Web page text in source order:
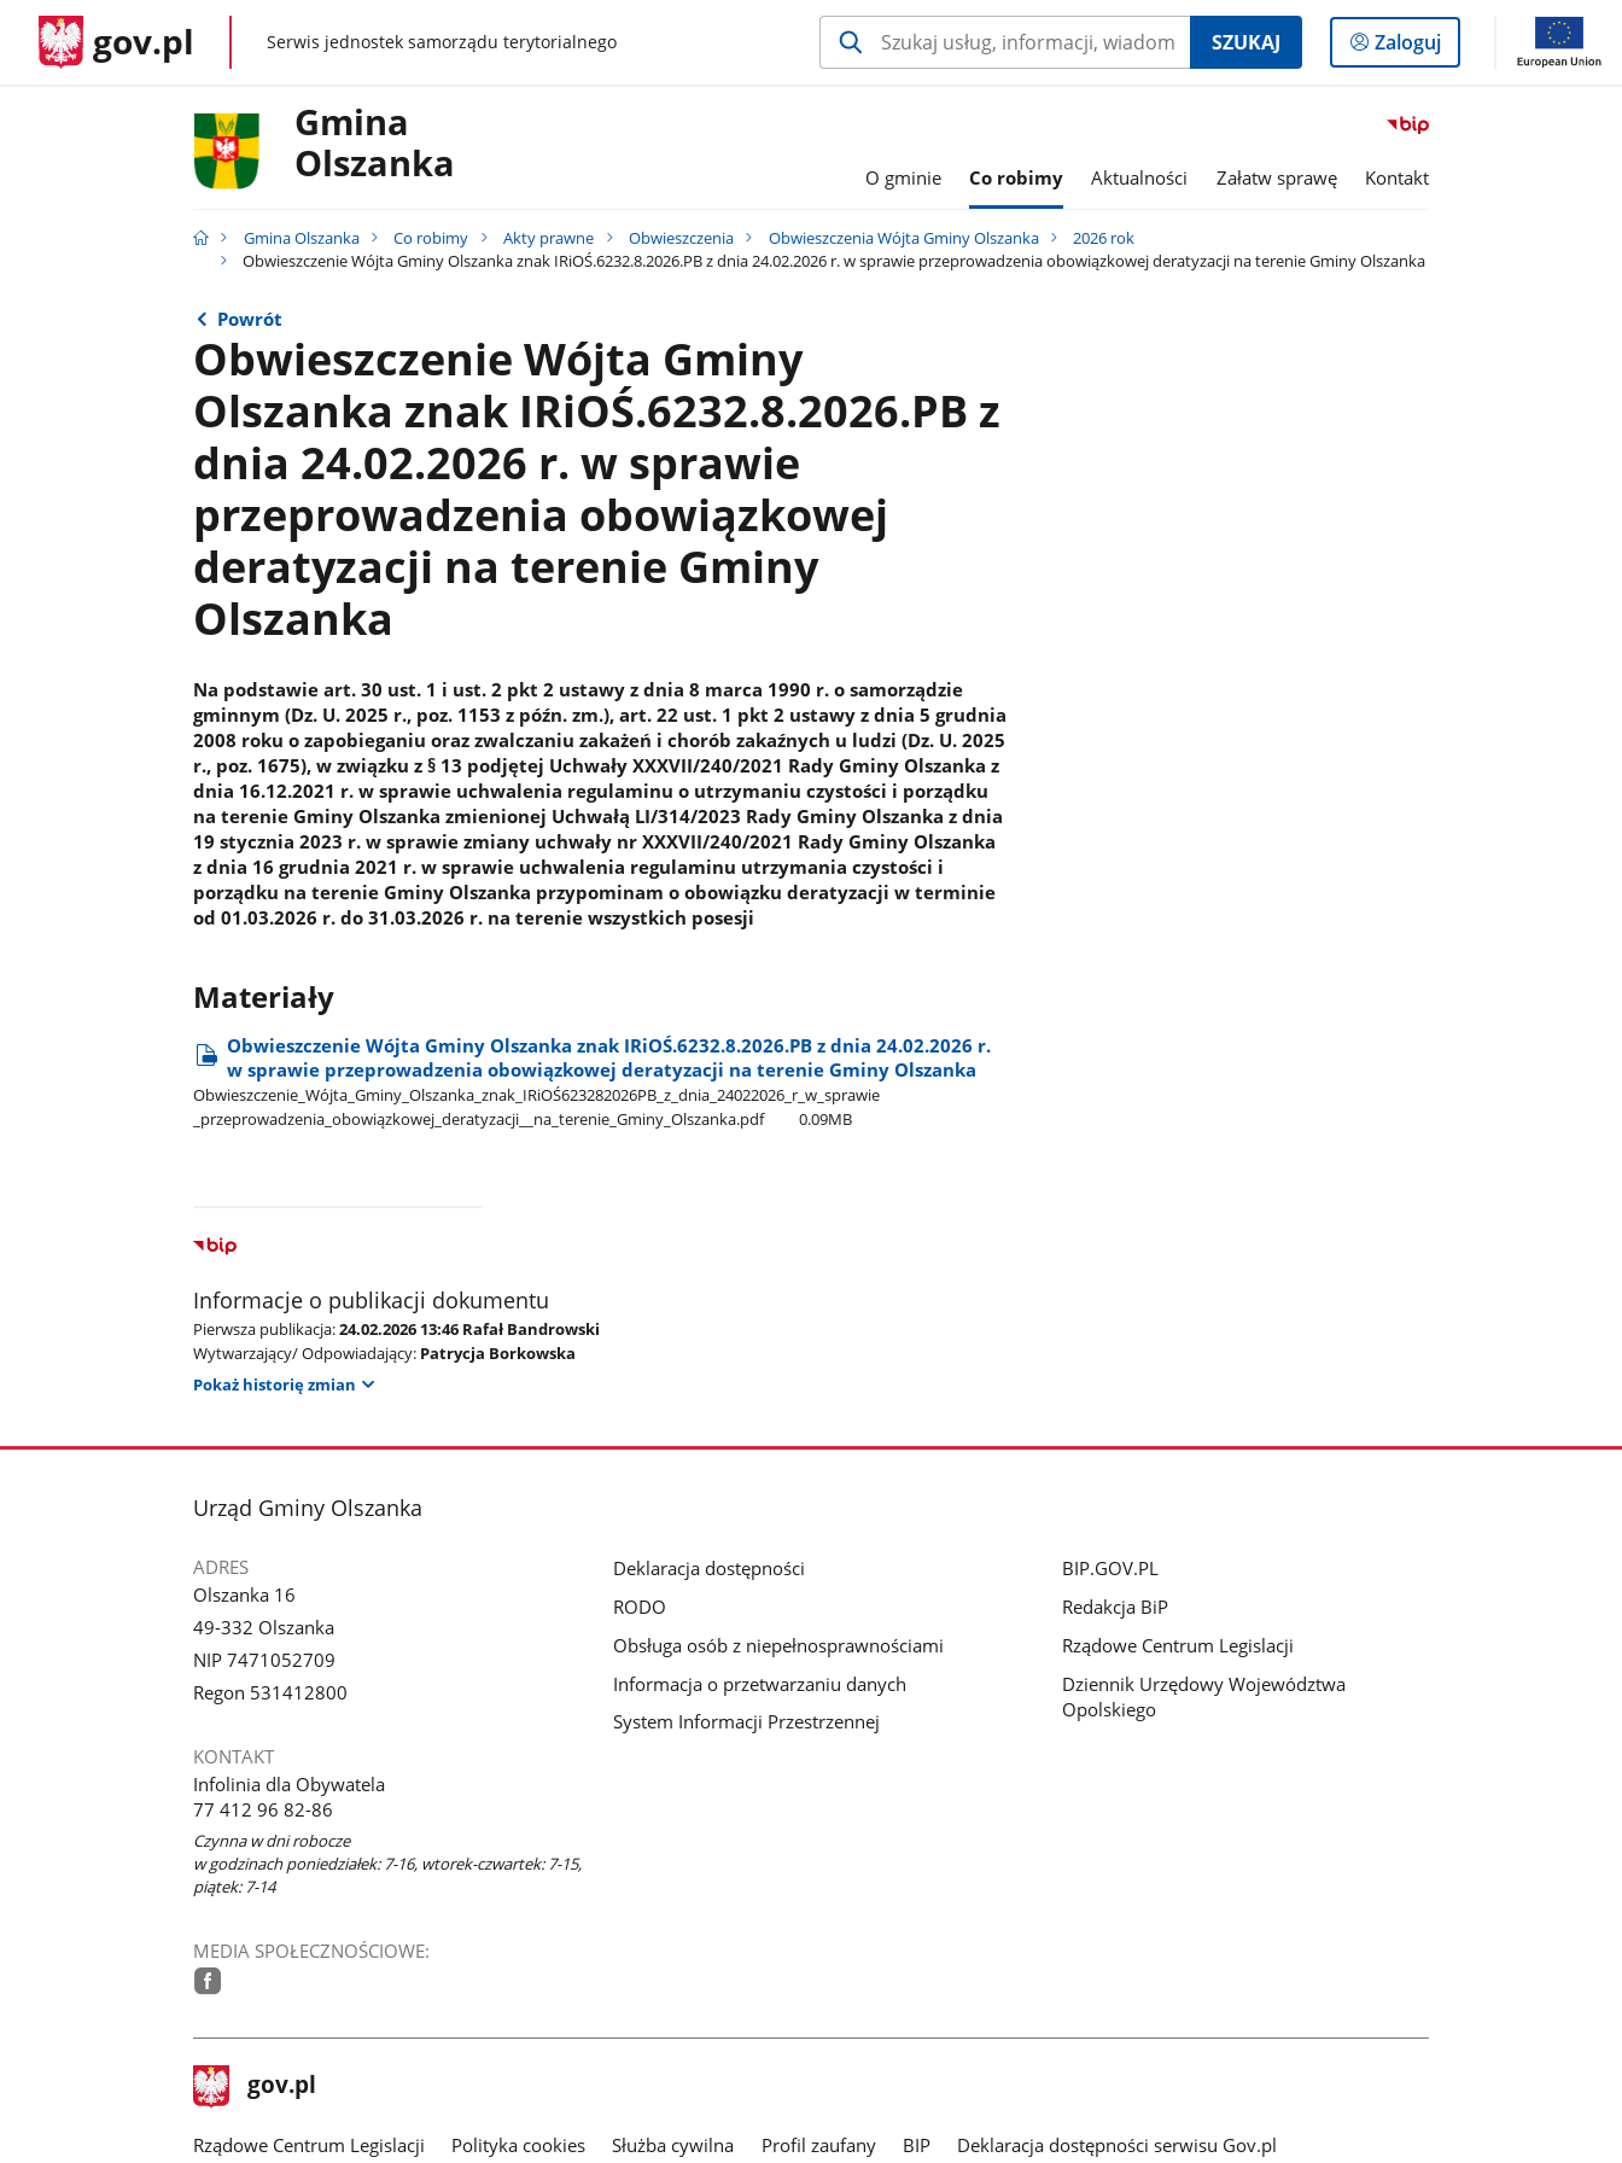
gov.pl gov.plSerwis jednostek samorządu terytorialnego SZUKAJ
Logowanie
do
Zaloguj
Przejdź
serwisu
Publicznej
Gmina
Olszanka
O gminie Co robimy Aktualności Załatw sprawę Kontakt
Gmina Olszanka Co robimy Akty prawne Obwieszczenia Obwieszczenia Wójta Gminy Olszanka
2026 rok
Obwieszczenie Wójta Gminy Olszanka znak IRiOŚ.6232.8.2026.PB z dnia 24.02.2026 r. w sprawie przeprowadzenia obowiązkowej deratyzacji na terenie Gminy Olszanka
Powrót
Obwieszczenie Wójta Gminy
Olszanka znak IRiOŚ.6232.8.2026.PB z
dnia 24.02.2026 r. w sprawie
przeprowadzenia obowiązkowej
deratyzacji na terenie Gminy
Olszanka
Na podstawie art. 30 ust. 1 i ust. 2 pkt 2 ustawy z dnia 8 marca 1990 r. o samorządzie
gminnym (Dz. U. 2025 r., poz. 1153 z późn. zm.), art. 22 ust. 1 pkt 2 ustawy z dnia 5 grudnia
2008 roku o zapobieganiu oraz zwalczaniu zakażeń i chorób zakaźnych u ludzi (Dz. U. 2025
r., poz. 1675), w związku z § 13 podjętej Uchwały XXXVII/240/2021 Rady Gminy Olszanka z
dnia 16.12.2021 r. w sprawie uchwalenia regulaminu o utrzymaniu czystości i porządku
na terenie Gminy Olszanka zmienionej Uchwałą LI/314/2023 Rady Gminy Olszanka z dnia
19 stycznia 2023 r. w sprawie zmiany uchwały nr XXXVII/240/2021 Rady Gminy Olszanka
z dnia 16 grudnia 2021 r. w sprawie uchwalenia regulaminu utrzymania czystości i
porządku na terenie Gminy Olszanka przypominam o obowiązku deratyzacji w terminie
od 01.03.2026 r. do 31.03.2026 r. na terenie wszystkich posesji
Materiały
Obwieszczenie Wójta Gminy Olszanka znak IRiOŚ.6232.8.2026.PB z dnia 24.02.2026 r.
w sprawie przeprowadzenia obowiązkowej deratyzacji na terenie Gminy Olszanka
Obwieszczenie​_Wójta​_Gminy​_Olszanka​_znak​_IRiOŚ623282026PB​_z​_dnia​_24022026​_r​_w​_sprawie​
_przeprowadzenia​_obowiązkowej​_deratyzacji​_​_na​_terenie​_Gminy​_Olszanka.pdf
0.09MB
Informacje o publikacji dokumentu
Pierwsza publikacja:24.02.2026 13:46 Rafał Bandrowski
Wytwarzający/ Odpowiadający: Patrycja Borkowska
Pokaż historię zmian
stopka
Urząd Gminy Olszanka
ADRES
Olszanka 16
49-332 Olszanka
NIP 7471052709
Regon 531412800
KONTAKT
Infolinia dla Obywatela
77 412 96 82-86
Czynna w dni robocze
w godzinach poniedziałek: 7-16, wtorek-czwartek: 7-15,
piątek: 7-14
MEDIA SPOŁECZNOŚCIOWE:
Deklaracja dostępności
RODO
Obsługa osób z niepełnosprawnościami
Informacja o przetwarzaniu danych
System Informacji Przestrzennej
BIP.GOV.PL
Redakcja BiP
Rządowe Centrum Legislacji
Dziennik Urzędowy Województwa
Opolskiego
stopka
gov.pl Strona
gov.pl
Rządowe Centrum Legislacji Polityka cookies Służba cywilna Profil zaufany BIP Deklaracja dostępności serwisu Gov.pl